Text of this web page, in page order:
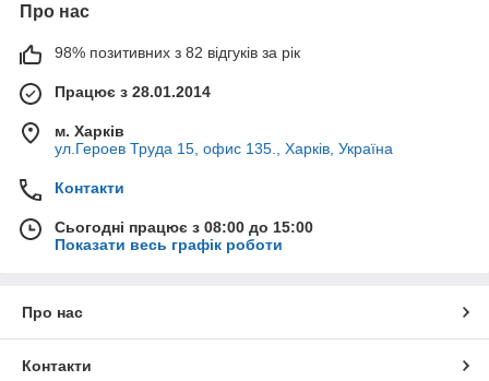
Про нас
98% позитивних з 82 відгуків за рік
Працює з 28.01.2014
м. Харків
ул.Героев Труда 15, офис 135., Харків, Україна
Контакти
Сьогодні працює з 08:00 до 15:00
Показати весь графік роботи
Про нас
Контакти